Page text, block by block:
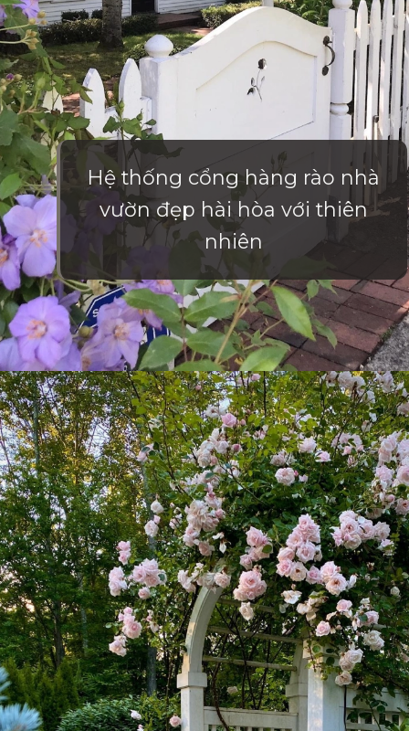
Hệ thống cổng hàng rào nhà
vườn đẹp hài hòa với thiên
nhiên
Đang mởhttps://vietnamxua.edu.vn/cong-nha-vuon